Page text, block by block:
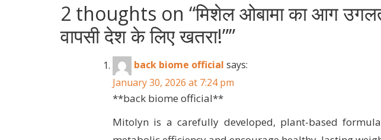
2 thoughts on “मिशेल ओबामा का आग
वापसी देश के लिए खतरा!””
back biome official says:
January 30, 2026 at 7:24 pm
**back biome official**
Mitolyn is a carefully developed, plant-based